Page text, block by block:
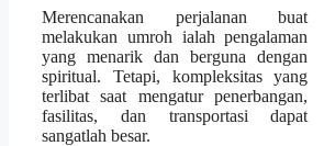
Merencanakan perjalanan buat
melakukan umroh ialah pengalaman
yang menarik dan berguna dengan
spiritual. Tetapi, kompleksitas yang
terlibat saat mengatur penerbangan,
fasilitas, dan transportasi dapat
sangatlah besar.